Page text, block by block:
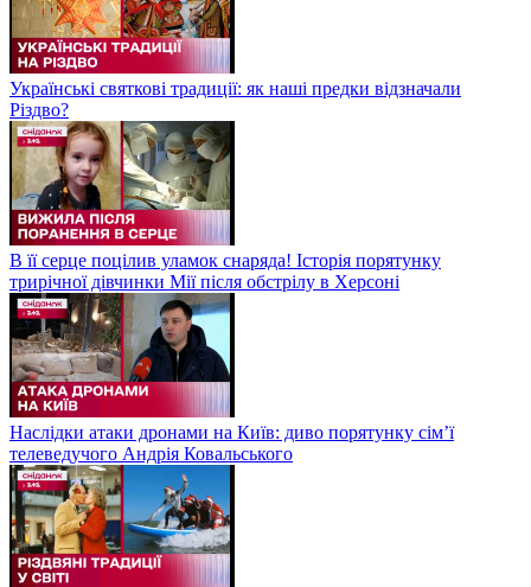
Українські святкові традиції: як наші предки відзначали
Різдво?
В її серце поцілив уламок снаряда! Історія порятунку
трирічної дівчинки Мії після обстрілу в Херсоні
Наслідки атаки дронами на Київ: диво порятунку сім’ї
телеведучого Андрія Ковальського